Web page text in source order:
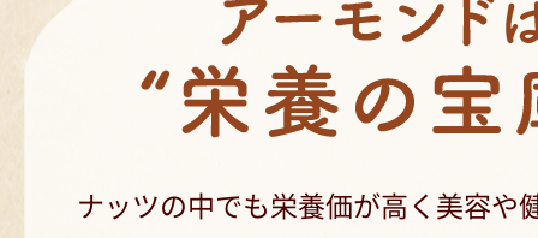
ナッツの中でも栄養価が高く美容や